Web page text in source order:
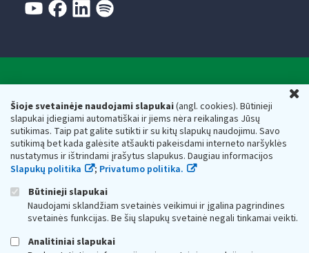
Šioje svetainėje naudojami slapukai(angl. cookies). Būtinieji
slapukai įdiegiami automatiškai ir jiems nėra reikalingas Jūsų
sutikimas. Taip pat galite sutikti ir su kitų slapukų naudojimu. Savo
sutikimą bet kada galėsite atšaukti pakeisdami interneto naršyklės
nustatymus ir ištrindami įrašytus slapukus. Daugiau informacijos
Slapukų politika
; Privatumo politika.
Būtinieji slapukai
Naudojami sklandžiam svetainės veikimui ir įgalina pagrindines
svetainės funkcijas. Be šių slapukų svetainė negali tinkamai veikti.
Analitiniai slapukai
Valstybinė mokesčių inspekcija prie Lietuvos
Respublikos finansų ministerijos
Biudžetinė įstaiga. Juridinio asmens kodas — 188659752,
adresas: Vasario 16-osios g. 14, 01107 Vilnius, Lietuva, el.paštas:
vmi@vmi.lt , E. pristatymo dėžutės adresas 188659752
Duomenys apie Valstybinę mokesčių inspekciją prie Lietuvos
Respublikos finansų ministerijos kaupiami ir saugomi Juridinių